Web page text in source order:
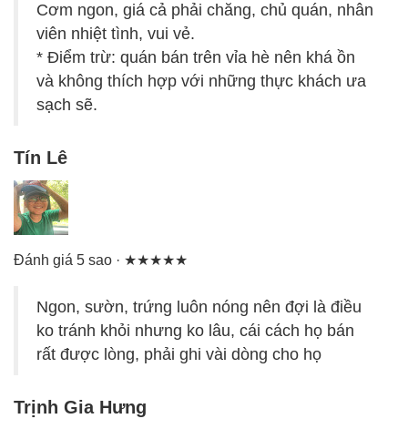
Cơm ngon, giá cả phải chăng, chủ quán, nhân
viên nhiệt tình, vui vẻ.
* Điểm trừ: quán bán trên vỉa hè nên khá ồn
và không thích hợp với những thực khách ưa
sạch sẽ.
Tín Lê
Đánh giá 5 sao · ★★★★★
Ngon, sườn, trứng luôn nóng nên đợi là điều
ko tránh khỏi nhưng ko lâu, cái cách họ bán
rất được lòng, phải ghi vài dòng cho họ
Trịnh Gia Hưng